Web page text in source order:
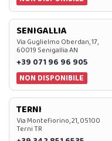
SENIGALLIA
Via Guglielmo Oberdan, 17,
60019 Senigallia AN
+39 071 96 96 905
NON DISPONIBILE
TERNI
Via Montefiorino, 21, 05100
Terni TR